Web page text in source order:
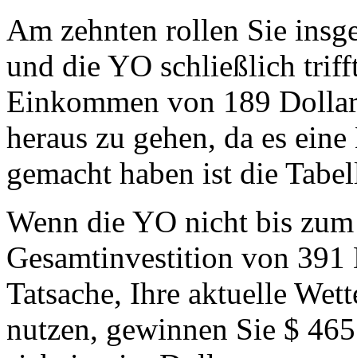
Am zehnten rollen Sie
und die YO schließlich
Einkommen von 189
heraus zu gehen, da es
gemacht haben ist die
Wenn die YO nicht bis
Gesamtinvestition von
Tatsache, Ihre aktuelle
nutzen, gewinnen Sie $